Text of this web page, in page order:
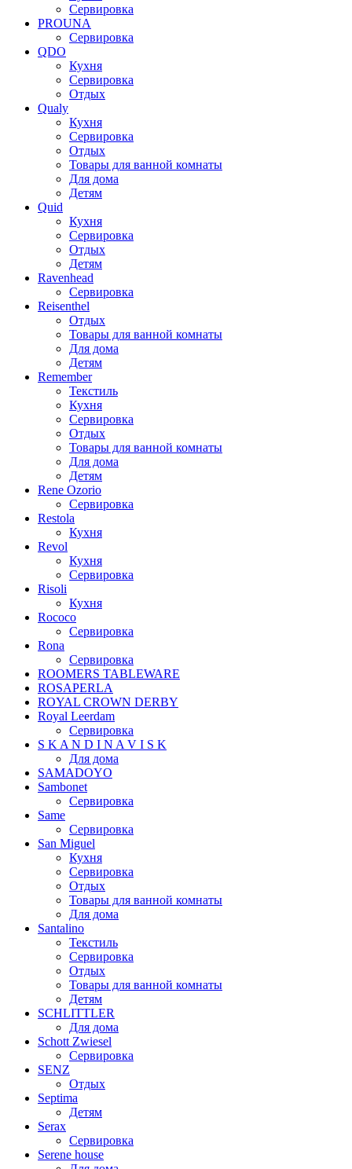
Сервировка
PROUNA
Сервировка
QDO
Кухня
Сервировка
Отдых
Qualy
Кухня
Сервировка
Отдых
Товары для ванной комнаты
Для дома
Детям
Quid
Кухня
Сервировка
Отдых
Детям
Ravenhead
Сервировка
Reisenthel
Отдых
Товары для ванной комнаты
Для дома
Детям
Remember
Текстиль
Кухня
Сервировка
Отдых
Товары для ванной комнаты
Для дома
Детям
Rene Ozorio
Сервировка
Restola
Кухня
Revol
Кухня
Сервировка
Risoli
Кухня
Rococo
Сервировка
Rona
Сервировка
ROOMERS TABLEWARE
ROSAPERLA
ROYAL CROWN DERBY
Royal Leerdam
Сервировка
S K A N D I N A V I S K
Для дома
SAMADOYO
Sambonet
Сервировка
Same
Сервировка
San Miguel
Кухня
Сервировка
Отдых
Товары для ванной комнаты
Для дома
Santalino
Текстиль
Сервировка
Отдых
Товары для ванной комнаты
Детям
SCHLITTLER
Для дома
Schott Zwiesel
Сервировка
SENZ
Отдых
Septima
Детям
Serax
Сервировка
Serene house